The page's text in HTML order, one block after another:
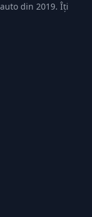
din 2019. Îți